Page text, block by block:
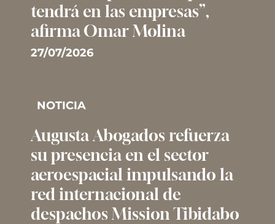
tendrá en las empresas”,
afirma Omar Molina
27/07/2026
NOTICIA
Augusta Abogados refuerza
su presencia en el sector
aeroespacial impulsando la
red internacional de
despachos Mission Tibidabo